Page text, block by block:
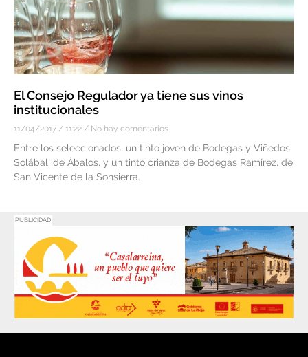
El Consejo Regulador ya tiene sus vinos
institucionales
11/04/2017 11:22 No hay comentarios
Entre los seleccionados, un tinto joven de Bodegas y Viñedos
Solábal, de Ábalos, y un tinto crianza de Bodegas Ramírez, de
San Vicente de la Sonsierra.
PUBLICIDAD